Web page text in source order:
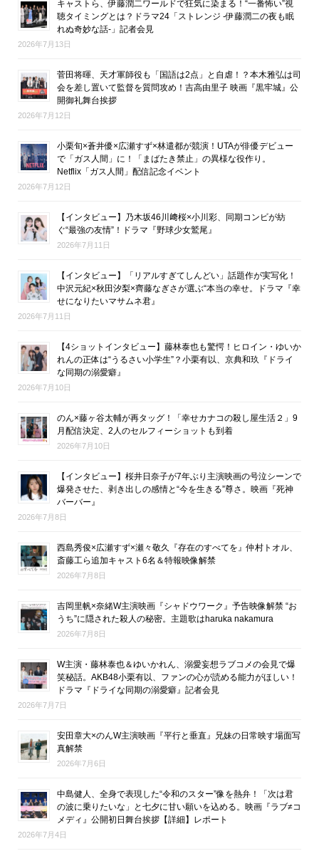
キャストら、伊藤潤二ワールドで狂気に染まる！“一番怖い”視
聴タイミングとは？ドラマ24「ストレンジ -伊藤潤二の夜も眠
れぬ奇妙な話-」記者会見
2026年7月13日
菅田将暉、天才軍師役も「国語は2点」と自虐！？本木雅弘は司
会を差し置いて監督を質問攻め！吉高由里子 映画『黒牢城』公
開御礼舞台挨拶
2026年7月12日
小栗旬×蒼井優×広瀬すず×林遣都が競演！UTAが俳優デビュー
で「ガス人間」に！「まばたき禁止」の異様な役作り。
Netflix「ガス人間」配信記念イベント
2026年7月12日
【インタビュー】乃木坂46川﨑桜×小川彩、同期コンビが紡
ぐ“最強の友情”！ドラマ『野球少女鷲尾』
2026年7月11日
【インタビュー】「リアルすぎてしんどい」話題作が実写化！
中沢元紀×秋田汐梨×齊藤なぎさが選ぶ“本当の幸せ。ドラマ『幸
せになりたいマサムネ君』
2026年7月11日
【4ショットインタビュー】藤林泰也も驚愕！ヒロイン・ゆいか
れんの正体は“うるさい小学生”？小栗有以、京典和玖『ドライ
な同期の溺愛癖』
2026年7月10日
のん×藤ヶ谷太輔が再タッグ！「幸せカナコの殺し屋生活２」9
月配信決定、2人のセルフィーショットも到着
2026年7月10日
【インタビュー】桜井日奈子が7年ぶり主演映画の号泣シーンで
爆発させた、剥き出しの感情と“今を生きる”尊さ。映画『死神
バーバー』
2026年7月8日
西島秀俊×広瀬すず×瀬々敬久『存在のすべてを』仲村トオル、
斎藤工ら追加キャスト6名＆特報映像解禁
2026年7月8日
吉岡里帆×奈緒W主演映画『シャドウワーク』予告映像解禁 “お
うち”に隠された殺人の秘密。主題歌はharuka nakamura
2026年7月8日
W主演・藤林泰也＆ゆいかれん、溺愛妄想ラブコメの会見で爆
笑秘話。AKB48小栗有以、ファンの心が読める能力がほしい！
ドラマ『ドライな同期の溺愛癖』記者会見
2026年7月7日
安田章大×のんW主演映画『平行と垂直』兄妹の日常映す場面写
真解禁
2026年7月6日
中島健人、全身で表現した“令和のスター”像を熱弁！「次は君
の波に乗りたいな」と七夕に甘い願いを込める。映画『ラブ≠コ
メディ』公開初日舞台挨拶【詳細】レポート
2026年7月4日